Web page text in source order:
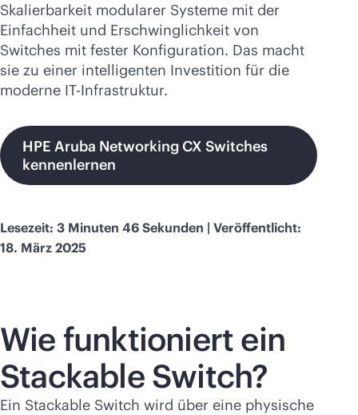
Skalierbarkeit modularer Systeme mit der
Einfachheit und Erschwinglichkeit von
Switches mit fester Konfiguration. Das macht
sie zu einer intelligenten Investition für die
moderne IT-Infrastruktur.
HPE Aruba Networking CX Switches
kennenlernen
Lesezeit: 3 Minuten 46 Sekunden | Veröffentlicht:
18. März 2025
Wie funktioniert ein
Stackable Switch?
Ein Stackable Switch wird über eine physische